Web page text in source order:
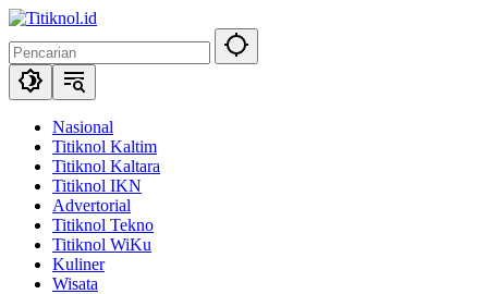
Langsung
konten
Nasional
Titiknol Kaltim
Titiknol Kaltara
Titiknol IKN
Advertorial
Titiknol Tekno
Titiknol WiKu
Kuliner
Wisata